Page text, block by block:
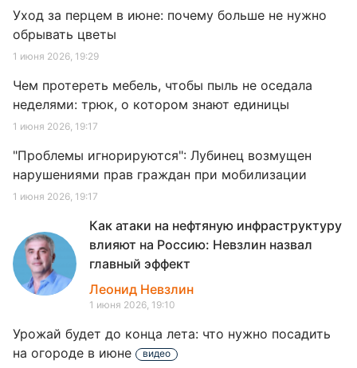
Уход за перцем в июне: почему больше не нужно
обрывать цветы
1 июня 2026, 19:29
Чем протереть мебель, чтобы пыль не оседала
неделями: трюк, о котором знают единицы
1 июня 2026, 19:17
"Проблемы игнорируются": Лубинец возмущен
нарушениями прав граждан при мобилизации
1 июня 2026, 19:17
Как атаки на нефтяную инфраструктуру
влияют на Россию: Невзлин назвал
главный эффект
Леонид Невзлин
1 июня 2026, 19:10
Урожай будет до конца лета: что нужно посадить
на огороде в июне
видео